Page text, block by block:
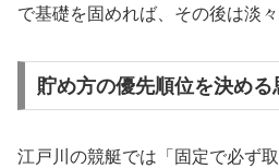
で基礎を固めれば、その後は淡
貯め方の優先順位を決める
江戸川の競艇では「固定で必ず